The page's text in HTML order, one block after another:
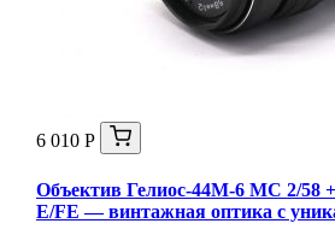
6 010 Р
Объектив Гелиос-44М-6 МС 2/58 +
E/FE — винтажная оптика с